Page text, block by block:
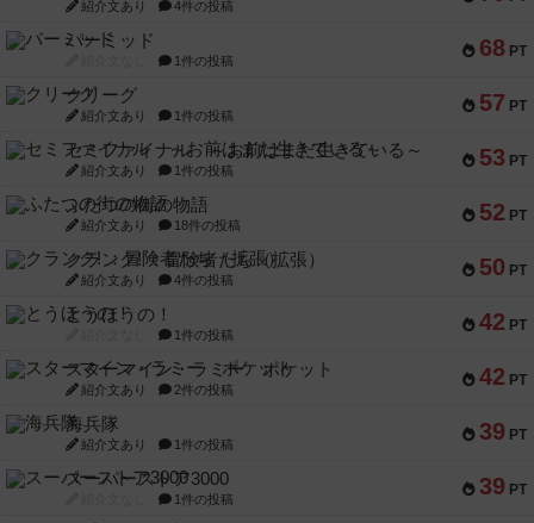
紹介文あり 4件の投稿
68 PT
パーミッド
1件の投稿
57 PT
クリーグ
紹介文あり 1件の投稿
53 PT
セミファイナル ～お前はまだ生きている～
紹介文あり 1件の投稿
52 PT
ふたつの街の物語
紹介文あり 18件の投稿
50 PT
クランク! ：冒険者たち（拡張）
紹介文あり 4件の投稿
42 PT
とうほうの！
1件の投稿
42 PT
スターマイン・ラミー ポケット
紹介文あり 2件の投稿
39 PT
海兵隊
紹介文あり 1件の投稿
39 PT
スーパーストア3000
1件の投稿